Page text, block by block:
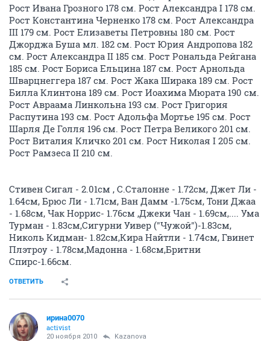
Рост Ивана Грозного 178 см. Рост Александра I 178 см.
Рост Константина Черненко 178 см. Рост Александра
III 179 см. Рост Елизаветы Петровны 180 см. Рост
Джорджа Буша мл. 182 см. Рост Юрия Андропова 182
см. Рост Александра II 185 см. Рост Рональда Рейгана
185 см. Рост Бориса Ельцина 187 см. Рост Арнольда
Шварцнеггера 187 см. Рост Жака Ширака 189 см. Рост
Билла Клинтона 189 см. Рост Иоахима Мюрата 190 см.
Рост Авраама Линкольна 193 см. Рост Григория
Распутина 193 см. Рост Адольфа Мортье 195 см. Рост
Шарля Де Голля 196 см. Рост Петра Великого 201 см.
Рост Виталия Кличко 201 см. Рост Николая I 205 см.
Рост Рамзеса II 210 см.
Стивен Сигал - 2.01см , С.Сталонне - 1.72см, Джет Ли -
1.64см, Брюс Ли - 1.71см, Ван Дамм -1.75см, Тони Джаа
- 1.68см, Чак Норрис- 1.76см ,Джеки Чан - 1.69см,.... Ума
Турман - 1.83см,Сигурни Уивер ("Чужой")-1.83см,
Николь Кидман- 1.82см,Кира Найтли - 1.74см, Гвинет
Плэтроу - 1.78см,Мадонна - 1.68см,Бритни
Спирс-1.66см.
ОТВЕТИТЬ
ирина0070
activist
20 ноября 2010 Kazanova